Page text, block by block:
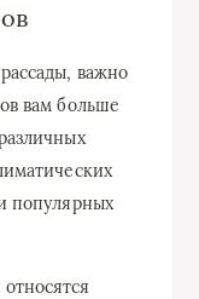
важно
вам больше
популярных